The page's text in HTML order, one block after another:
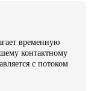
временную
контактному
с потоком